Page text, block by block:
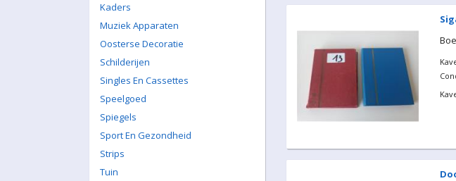
Kaders
Muziek Apparaten
Oosterse Decoratie
Schilderijen
Singles En Cassettes
Speelgoed
Spiegels
Sport En Gezondheid
Strips
Tuin